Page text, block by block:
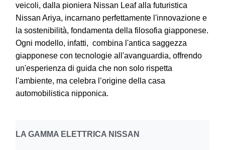
veicoli, dalla pioniera Nissan Leaf alla futuristica
Nissan Ariya, incarnano perfettamente l'innovazione e
la sostenibilità, fondamenta della filosofia giapponese.
Ogni modello, infatti, combina l'antica saggezza
giapponese con tecnologie all'avanguardia, offrendo
un'esperienza di guida che non solo rispetta
l'ambiente, ma celebra l’origine della casa
automobilistica nipponica.
LA GAMMA ELETTRICA NISSAN